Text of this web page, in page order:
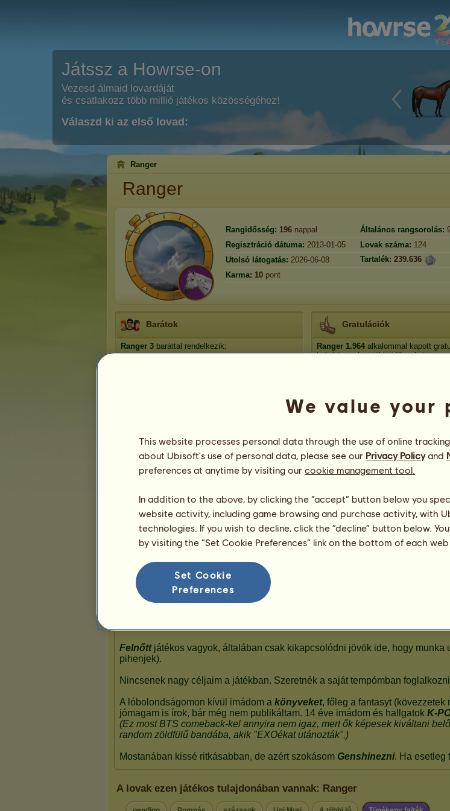
Játssz a Howrse-on
Vezesd álmaid lovardáját
és csatlakozz több millió játékos közösségéhez!
Válaszd ki az első lovad:
Ranger
Ranger
Rangidősség: 196 nappal Általános rangsorolás:
Regisztráció dátuma: 2013-01-05 Lovak száma: 124
Utolsó látogatás: 2026-06-08 Tartalék: 239.636
Karma: 10 pont
Barátok
Ranger 3 baráttal rendelkezik:
Gratulációk
Ranger 1.964 alkalommal kapott
beleértve a legutóbbi időszakot:
Lililoli2000
86 nap
86 nap ezelőtt
Bemutató
A lovak ezen játékos tulajdonában vannak: Ranger
We value your
This website processes personal data through the use of online
about Ubisoft's use of personal data, please see our Privacy Policyand
preferences at anytime by visiting our cookie management tool.
In addition to the above, by clicking the “accept” button below you
website activity, including game browsing and purchase activity, with
technologies. If you wish to decline, click the “decline” button below.
by visiting the “Set Cookie Preferences” link on the bottom of each web
Set Cookie
Preferences